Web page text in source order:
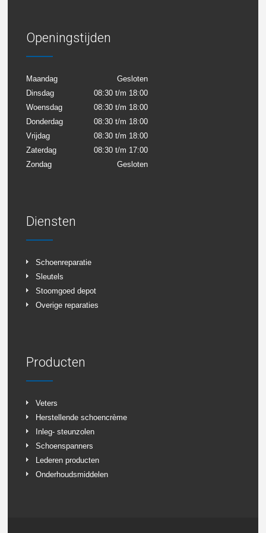
Openingstijden
Maandag
Gesloten
Dinsdag
08:30 t/m 18:00
Woensdag
08:30 t/m 18:00
Donderdag
08:30 t/m 18:00
Vrijdag
08:30 t/m 18:00
Zaterdag
08:30 t/m 17:00
Zondag
Gesloten
Diensten
Schoenreparatie
Sleutels
Stoomgoed depot
Overige reparaties
Producten
Veters
Herstellende schoencrème
Inleg- steunzolen
Schoenspanners
Lederen producten
Onderhoudsmiddelen